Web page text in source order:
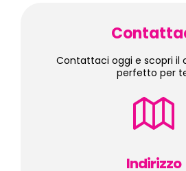
Contattaci oggi e scopri il
perfetto per
Indirizzo